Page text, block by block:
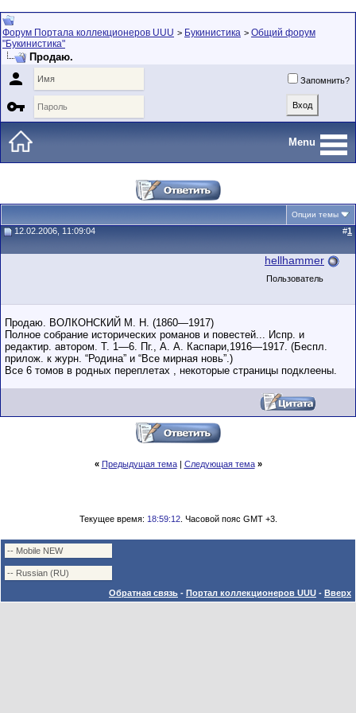
Форум Портала коллекционеров UUU > Букинистика > Общий форум
"Букинистика"
Продаю.
 Запомнить?

Menu
Опции темы
12.02.2006, 11:09:04 #1
hellhammer
Пользователь
Продаю. ВОЛКОНСКИЙ М. Н. (1860—1917)
Полное собрание исторических романов и повестей... Испр. и
редактир. автором. Т. 1—6. Пг., А. А. Каспари,1916—1917. (Беспл.
прилож. к журн. “Родина” и “Все мирная новь”.)
Все 6 томов в родных переплетах , некоторые страницы подклеены.
« Предыдущая тема| Следующая тема »
Текущее время: 18:59:12. Часовой пояс GMT +3.
Обратная связь - Портал коллекционеров UUU - Вверх